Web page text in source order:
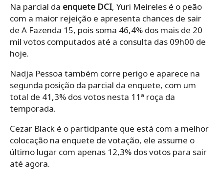
Na parcial da enquete DCI, Yuri Meireles é o peão
com a maior rejeição e apresenta chances de sair
de A Fazenda 15, pois soma 46,4% dos mais de 20
mil votos computados até a consulta das 09h00 de
hoje.
Nadja Pessoa também corre perigo e aparece na
segunda posição da parcial da enquete, com um
total de 41,3% dos votos nesta 11ª roça da
temporada.
Cezar Black é o participante que está com a melhor
colocação na enquete de votação, ele assume o
último lugar com apenas 12,3% dos votos para sair
até agora.